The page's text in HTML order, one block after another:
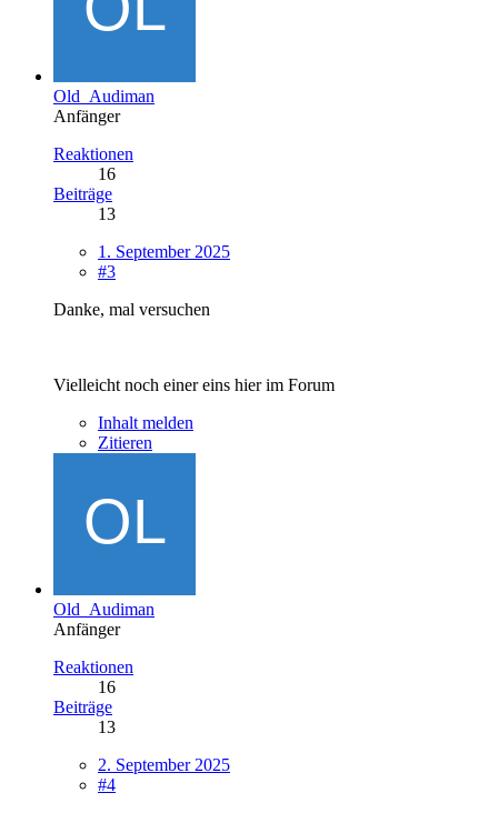
Old_Audiman
Anfänger
Reaktionen
16
Beiträge
13
1. September 2025
#3
Danke, mal versuchen
Vielleicht noch einer eins hier im Forum
Inhalt melden
Zitieren
Old_Audiman
Anfänger
Reaktionen
16
Beiträge
13
2. September 2025
#4